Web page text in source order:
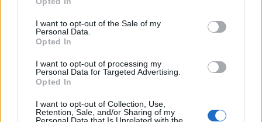
I want to opt-out of the Sale of my
Personal Data.
Opted In
I want to opt-out of processing my
Personal Data for Targeted Advertising.
Opted In
I want to opt-out of Collection, Use,
Retention, Sale, and/or Sharing of my
Personal Data that Is Unrelated with the
održavanje, prenosi Vecernji.hr.